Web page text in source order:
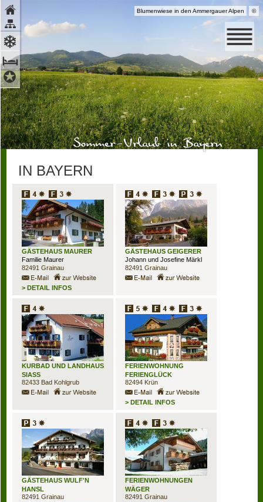
IN BAYERN
GÄSTEHAUS MAURER
Familie Maurer
82491 Grainau
> DETAIL INFOS
GÄSTEHAUS GEIGERER
Johann und Josefine Märkl
82491 Grainau
KURBAD UND LANDHAUS
SIASS
82433 Bad Kohlgrub
FERIENWOHNUNG
FERIENGLÜCK
82494 Krün
> DETAIL INFOS
GÄSTEHAUS WULF'N
HANSL
82491 Grainau
FERIENWOHNUNGEN
WÄGER
82491 Grainau
©
Ammergauer Alpen GmbH
Blumenwiese in den Ammergauer Alpen